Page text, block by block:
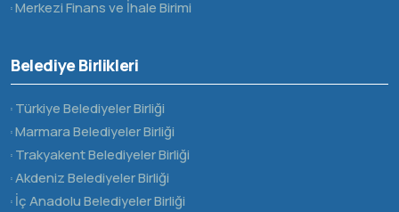
Merkezi Finans ve İhale Birimi
Belediye Birlikleri
Türkiye Belediyeler Birliği
Marmara Belediyeler Birliği
Trakyakent Belediyeler Birliği
Akdeniz Belediyeler Birliği
İç Anadolu Belediyeler Birliği